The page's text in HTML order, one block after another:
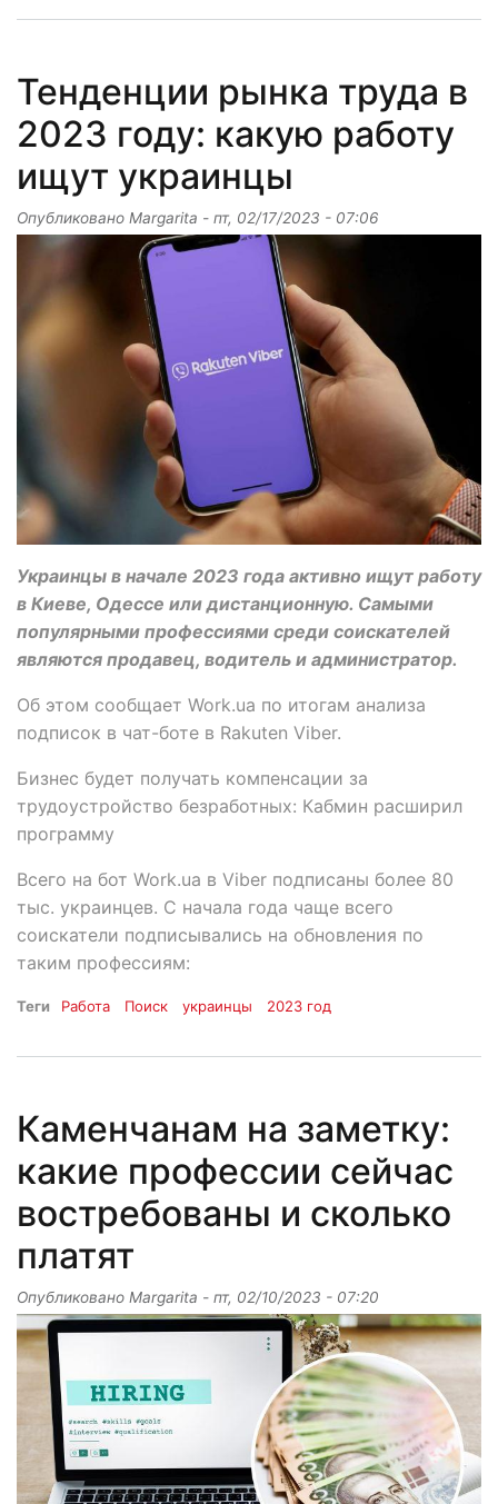
Тенденции рынка труда в
2023 году: какую работу
ищут украинцы
Опубликовано Margarita - пт, 02/17/2023 - 07:06
Украинцы в начале 2023 года активно ищут работу
в Киеве, Одессе или дистанционную. Самыми
популярными профессиями среди соискателей
являются продавец, водитель и администратор.
Об этом сообщает Work.ua по итогам анализа
подписок в чат-боте в Rakuten Viber.
Бизнес будет получать компенсации за
трудоустройство безработных: Кабмин расширил
программу
Всего на бот Work.ua в Viber подписаны более 80
тыс. украинцев. С начала года чаще всего
соискатели подписывались на обновления по
таким профессиям:
Теги Работа Поиск украинцы 2023 год
Каменчанам на заметку:
какие профессии сейчас
востребованы и сколько
платят
Опубликовано Margarita - пт, 02/10/2023 - 07:20